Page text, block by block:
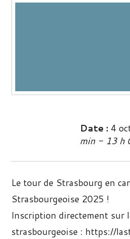
Date : 4
min - 13 h
Le tour de Strasbourg en
Strasbourgeoise 2025 !
Inscription directement sur
strasbourgeoise : https://